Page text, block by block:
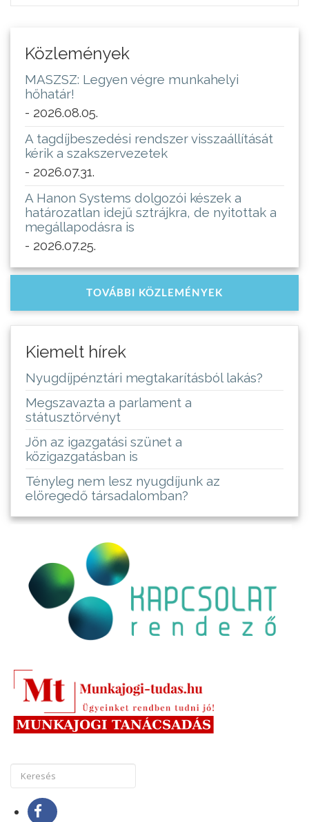
Közlemények
MASZSZ: Legyen végre munkahelyi
hőhatár!
- 2026.08.05.
A tagdíjbeszedési rendszer visszaállítását
kérik a szakszervezetek
- 2026.07.31.
A Hanon Systems dolgozói készek a
határozatlan idejű sztrájkra, de nyitottak a
megállapodásra is
- 2026.07.25.
TOVÁBBI KÖZLEMÉNYEK
Kiemelt hírek
Nyugdíjpénztári megtakarításból lakás?
Megszavazta a parlament a
státusztörvényt
Jön az igazgatási szünet a
közigazgatásban is
Tényleg nem lesz nyugdíjunk az
elöregedő társadalomban?